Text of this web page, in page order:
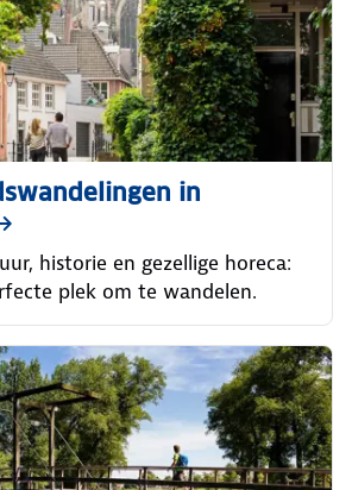
in
historie en gezellige horeca:
plek om te wandelen.